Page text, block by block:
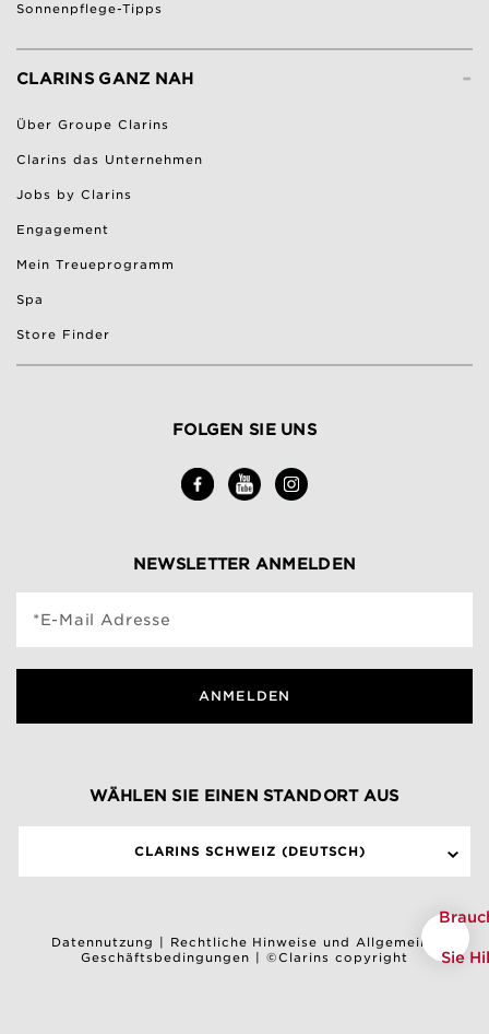
Sonnenpflege-Tipps
-
CLARINS GANZ NAH
Über Groupe Clarins
Clarins das Unternehmen
Jobs by Clarins
Engagement
Mein Treueprogramm
Spa
Store Finder
FOLGEN SIE UNS
NEWSLETTER ANMELDEN
*E-Mail Adresse
ANMELDEN
WÄHLEN SIE EINEN STANDORT AUS
CLARINS SCHWEIZ (DEUTSCH)
Datennutzung
Rechtliche Hinweise und Allgemeine
Geschäftsbedingungen
©Clarins copyright Sie